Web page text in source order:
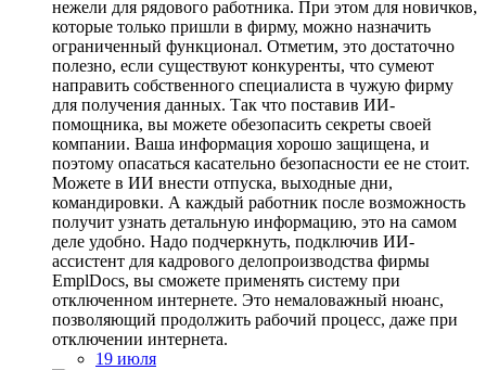
нежели для рядового работника. При этом для новичков,
которые только пришли в фирму, можно назначить
ограниченный функционал. Отметим, это достаточно
полезно, если существуют конкуренты, что сумеют
направить собственного специалиста в чужую фирму
для получения данных. Так что поставив ИИ-
помощника, вы можете обезопасить секреты своей
компании. Ваша информация хорошо защищена, и
поэтому опасаться касательно безопасности ее не стоит.
Можете в ИИ внести отпуска, выходные дни,
командировки. А каждый работник после возможность
получит узнать детальную информацию, это на самом
деле удобно. Надо подчеркнуть, подключив ИИ-
ассистент для кадрового делопроизводства фирмы
EmplDocs, вы сможете применять систему при
отключенном интернете. Это немаловажный нюанс,
позволяющий продолжить рабочий процесс, даже при
отключении интернета.
19 июля